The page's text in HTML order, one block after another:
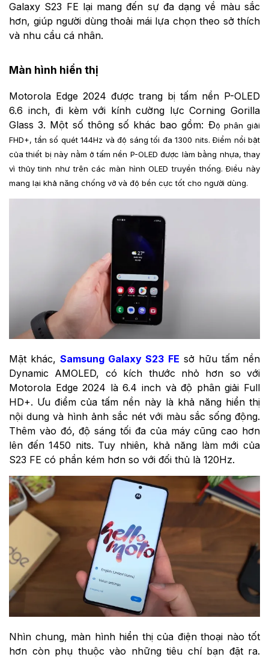
Galaxy S23 FE lại mang đến sự đa dạng về màu sắc
hơn, giúp người dùng thoải mái lựa chọn theo sở thích
và nhu cầu cá nhân.
Màn hình hiển thị
Motorola Edge 2024 được trang bị tấm nền P-OLED
6.6 inch, đi kèm với kính cường lực Corning Gorilla
Glass 3. Một số thông số khác bao gồm: Độ phân giải
FHD+, tần số quét 144Hz và độ sáng tối đa 1300 nits. Điểm nổi bật
của thiết bị này nằm ở tấm nền P-OLED được làm bằng nhựa, thay
vì thủy tinh như trên các màn hình OLED truyền thống. Điều này
mang lại khả năng chống vỡ và độ bền cực tốt cho người dùng.
Mặt khác,Samsung Galaxy S23 FE sở hữu tấm nền
Dynamic AMOLED, có kích thước nhỏ hơn so với
Motorola Edge 2024 là 6.4 inch và độ phân giải Full
HD+. Ưu điểm của tấm nền này là khả năng hiển thị
nội dung và hình ảnh sắc nét với màu sắc sống động.
Thêm vào đó, độ sáng tối đa của máy cũng cao hơn
lên đến 1450 nits. Tuy nhiên, khả năng làm mới của
S23 FE có phần kém hơn so với đối thủ là 120Hz.
Nhìn chung, màn hình hiển thị của điện thoại nào tốt
hơn còn phụ thuộc vào những tiêu chí bạn đặt ra.